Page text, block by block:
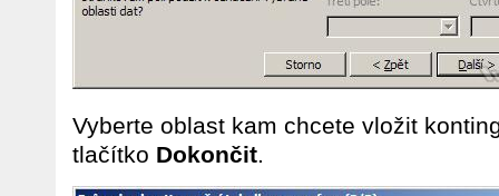
Vyberte oblast kam chcete vložit
tlačítko Dokončit.